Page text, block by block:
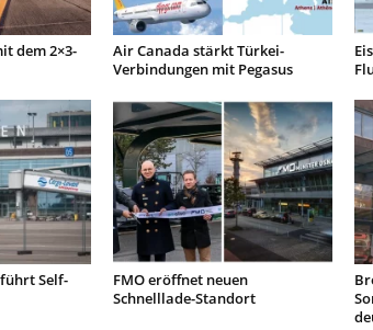
dem 2×3-
Air Canada stärkt Türkei-
Verbindungen mit Pegasus
Self-
FMO eröffnet neuen
Schnelllade-Standort